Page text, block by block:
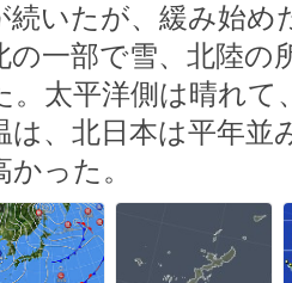
続いたが、緩み始め
の一部で雪、北陸の
。太平洋側は晴れて
は、北日本は平年並
った。